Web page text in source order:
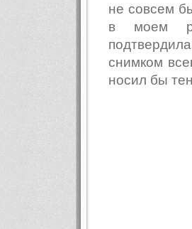
не совсем
в моем
снимком
носил бы